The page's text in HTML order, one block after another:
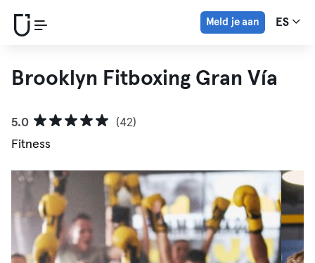
Meld je aan ES
Brooklyn Fitboxing Gran Vía
5.0
(42)
Fitness